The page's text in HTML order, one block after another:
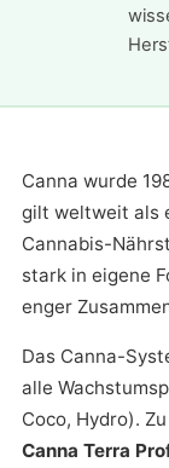
Canna wurde
gilt weltweit als
Cannabis-
stark in eigene
enger
Das Canna-
alle
Coco, Hydro).
Canna Terra